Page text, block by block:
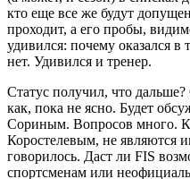
кто еще все же будут
проходит, а его пробы,
удивился: почему оказался
нет. Удивился и тренер.
Статус получил, что дальше?
как, пока не ясно. Будет
Сориным. Вопросов много.
Коростелевым, не являются
говорилось. Даст ли FIS
спортсменам или